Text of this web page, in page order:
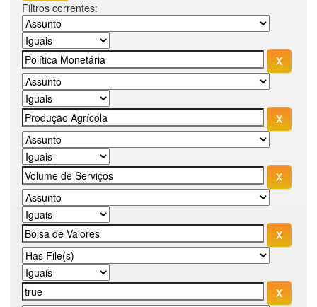
Filtros correntes: